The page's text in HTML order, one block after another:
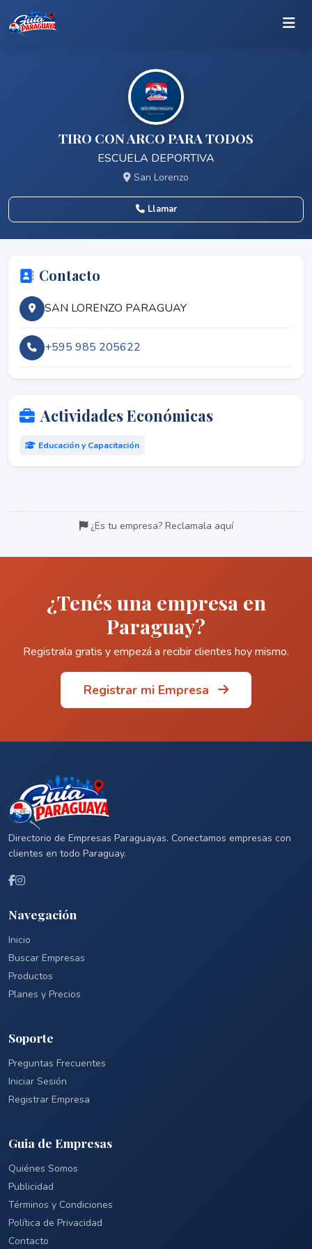
TIRO CON ARCO PARA TODOS
ESCUELA DEPORTIVA
San Lorenzo
Llamar
Contacto
SAN LORENZO PARAGUAY
+595 985 205622
Actividades Económicas
Educación y Capacitación
¿Es tu empresa? Reclamala aquí
¿Tenés una empresa en
Paraguay?
Registrala gratis y empezá a recibir clientes hoy mismo.
Registrar mi Empresa
Directorio de Empresas Paraguayas. Conectamos empresas con
clientes en todo Paraguay.
Navegación
Inicio
Buscar Empresas
Productos
Planes y Precios
Soporte
Preguntas Frecuentes
Iniciar Sesión
Registrar Empresa
Guia de Empresas
Quiénes Somos
Publicidad
Términos y Condiciones
Política de Privacidad
Contacto